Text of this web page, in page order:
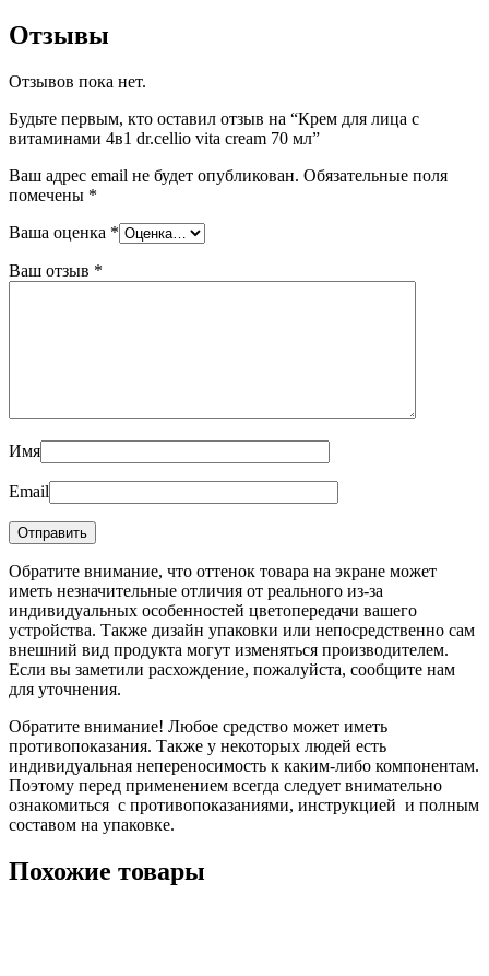
Отзывы
Отзывов пока нет.
Будьте первым, кто оставил отзыв на “Крем для лица с
витаминами 4в1 dr.cellio vita cream 70 мл”
Ваш адрес email не будет опубликован. Обязательные поля
помечены *
Ваша оценка *
Ваш отзыв *
Имя
Email
Обратите внимание, что оттенок товара на экране может
иметь незначительные отличия от реального из-за
индивидуальных особенностей цветопередачи вашего
устройства. Также дизайн упаковки или непосредственно сам
внешний вид продукта могут изменяться производителем.
Если вы заметили расхождение, пожалуйста, сообщите нам
для уточнения.
Обратите внимание! Любое средство может иметь
противопоказания. Также у некоторых людей есть
индивидуальная непереносимость к каким-либо компонентам.
Поэтому перед применением всегда следует внимательно
ознакомиться с противопоказаниями, инструкцией и полным
составом на упаковке.
Похожие товары